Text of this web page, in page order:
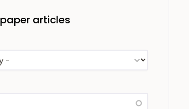
articles